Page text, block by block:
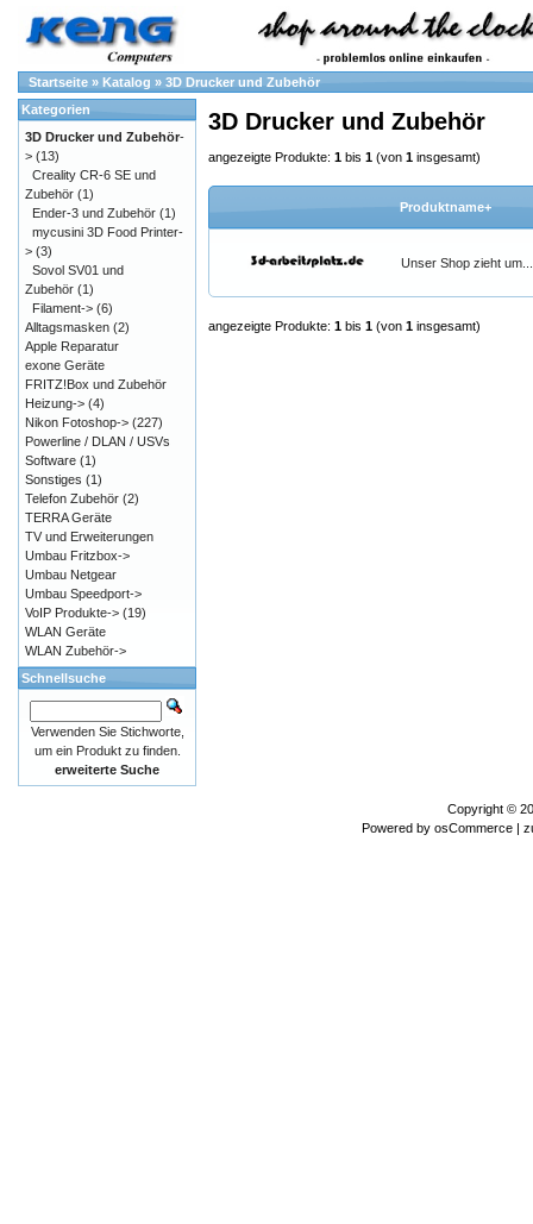
Startseite » Katalog » 3D Drucker und Zubehör
3D Drucker und Zubehör
angezeigte Produkte: 1 bis 1 (von 1 insgesamt)
Produktname+
Unser Shop zieht um...
angezeigte Produkte: 1 bis 1 (von 1 insgesamt)
Kategorien
3D Drucker und Zubehör-
> (13)
Creality CR-6 SE und
Zubehör (1)
Ender-3 und Zubehör (1)
mycusini 3D Food Printer-
> (3)
Sovol SV01 und
Zubehör (1)
Filament-> (6)
Alltagsmasken (2)
Apple Reparatur
exone Geräte
FRITZ!Box und Zubehör
Heizung-> (4)
Nikon Fotoshop-> (227)
Powerline / DLAN / USVs
Software (1)
Sonstiges (1)
Telefon Zubehör (2)
TERRA Geräte
TV und Erweiterungen
Umbau Fritzbox->
Umbau Netgear
Umbau Speedport->
VoIP Produkte-> (19)
WLAN Geräte
WLAN Zubehör->
Schnellsuche
Verwenden Sie Stichworte,
um ein Produkt zu finden.
erweiterte Suche
Copyright ©
Powered by osCommerce |